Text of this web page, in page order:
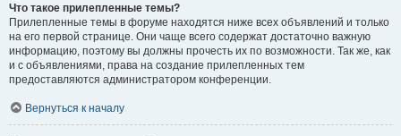
Что такое прилепленные темы?
Прилепленные темы в форуме находятся ниже всех объявлений и только
на его первой странице. Они чаще всего содержат достаточно важную
информацию, поэтому вы должны прочесть их по возможности. Так же, как
и с объявлениями, права на создание прилепленных тем
предоставляются администратором конференции.
Вернуться к началу